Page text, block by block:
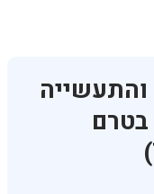
בטרם